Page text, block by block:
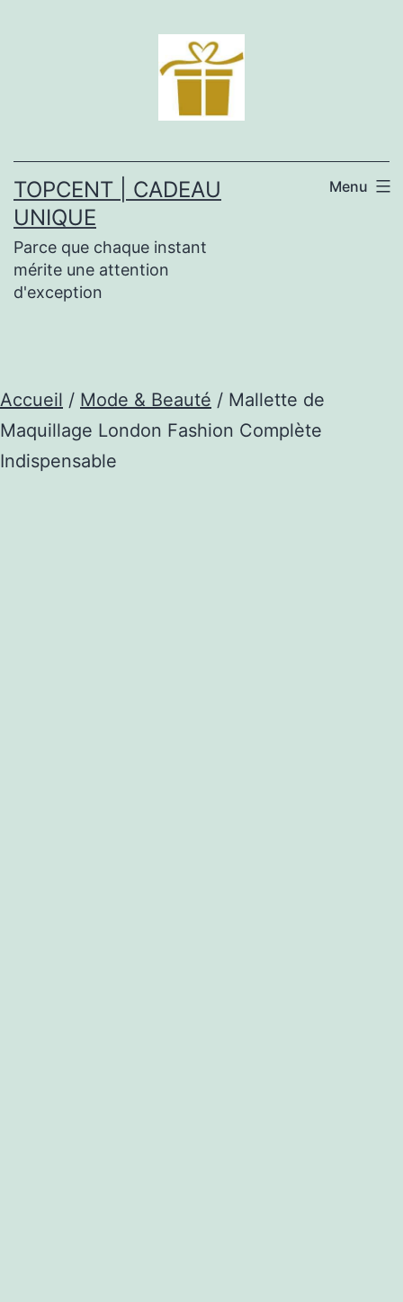
TOPCENT | CADEAU
UNIQUE
Parce que chaque instant
mérite une attention
d'exception
Menu
Accueil / Mode & Beauté / Mallette de
Maquillage London Fashion Complète
Indispensable